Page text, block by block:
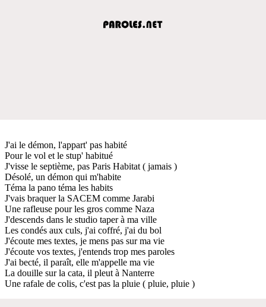
J'ai le démon, l'appart' pas habité
Pour le vol et le stup' habitué
J'visse le septième, pas Paris Habitat ( jamais )
Désolé, un démon qui m'habite
Téma la pano téma les habits
J'vais braquer la SACEM comme Jarabi
Une rafleuse pour les gros comme Naza
J'descends dans le studio taper à ma ville
Les condés aux culs, j'ai coffré, j'ai du bol
J'écoute mes textes, je mens pas sur ma vie
J'écoute vos textes, j'entends trop mes paroles
J'ai becté, il paraît, elle m'appelle ma vie
La douille sur la cata, il pleut à Nanterre
Une rafale de colis, c'est pas la pluie ( pluie, pluie )